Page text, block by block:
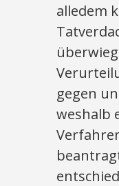
alledem
gegen
weshalb